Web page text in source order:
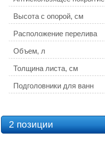
Высота с опорой, см
Расположение перелива
Объем, л
Толщина листа, см
Подголовники для ванн
2 позиции